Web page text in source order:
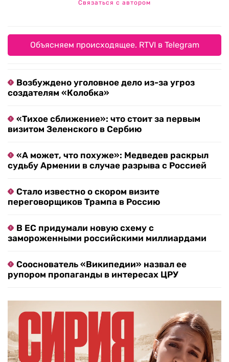
Связаться с автором
Объясняем происходящее. RTVI в Telegram
Возбуждено уголовное дело из-за угроз
создателям «Колобка»
«Тихое сближение»: что стоит за первым
визитом Зеленского в Сербию
«А может, что похуже»: Медведев раскрыл
судьбу Армении в случае разрыва с Россией
Стало известно о скором визите
переговорщиков Трампа в Россию
В ЕС придумали новую схему с
замороженными российскими миллиардами
Сооснователь «Википедии» назвал ее
рупором пропаганды в интересах ЦРУ